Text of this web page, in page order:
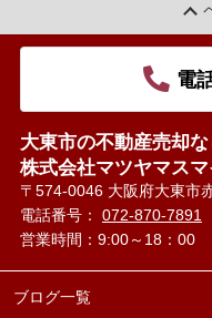
電
大東市の不動産売却
株式会社マツヤマス
〒574-0046 大阪府大東市
電話番号： 072-870-7891
営業時間：9:00～18：00
ブログ一覧